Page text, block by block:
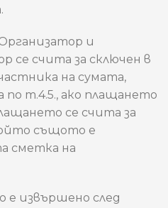
и
се счита за сключен в
на сумата,
по т.4.5., ако плащането
се счита за
същото е
сметка на
е извършено след